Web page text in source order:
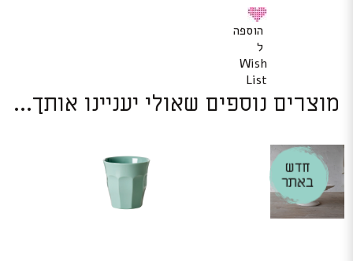
הוספה
ל
Wish
List
מוצרים נוספים שאולי יעניינו אותך...